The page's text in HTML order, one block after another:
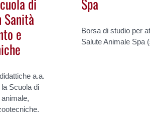
Sanità
e
a.a.
Scuola di
Borsa di studio per
Salute Animale Spa